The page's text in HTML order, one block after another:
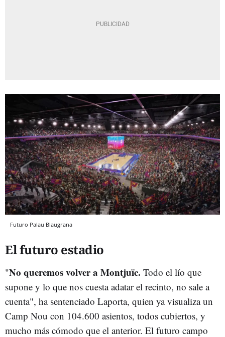
Futuro Palau Blaugrana
El futuro estadio
"No queremos volver a Montjuïc. Todo el lío que
supone y lo que nos cuesta adatar el recinto, no sale a
cuenta", ha sentenciado Laporta, quien ya visualiza un
Camp Nou con 104.600 asientos, todos cubiertos, y
mucho más cómodo que el anterior. El futuro campo